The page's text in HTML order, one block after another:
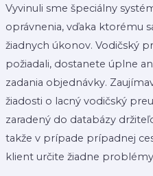
Vyvinuli sme špeciálny
oprávnenia, vďaka ktorému
žiadnych úkonov. Vodičský
požiadali, dostanete úplne
zadania objednávky.
žiadosti o lacný vodičský
zaradený do databázy
takže v prípade prípadnej
klient určite žiadne